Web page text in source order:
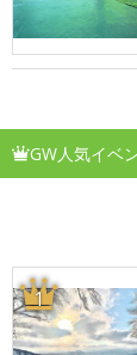
GW人気イベ
1